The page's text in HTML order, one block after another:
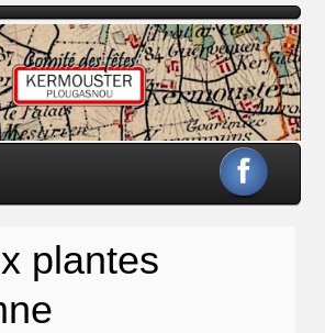
plantes